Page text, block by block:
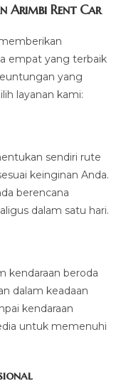
Arimbi Rent Car
empat yang terbaik
yang
layanan kami:
sendiri rute
keinginan Anda.
berencana
dalam satu hari.
kendaraan beroda
dalam keadaan
kendaraan
untuk memenuhi